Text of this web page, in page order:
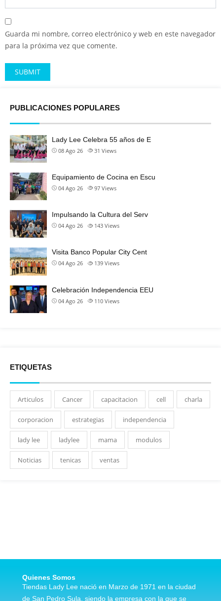
Guarda mi nombre, correo electrónico y web en este navegador
para la próxima vez que comente.
PUBLICACIONES POPULARES
Lady Lee Celebra 55 años de E
08 Ago 26 31 Views
Equipamiento de Cocina en Escu
04 Ago 26 97 Views
Impulsando la Cultura del Serv
04 Ago 26 143 Views
Visita Banco Popular City Cent
04 Ago 26 139 Views
Celebración Independencia EEU
04 Ago 26 110 Views
ETIQUETAS
Articulos Cancer capacitacion cell charla
corporacion estrategias independencia
lady lee ladylee mama modulos
Noticias tenicas ventas
Quienes Somos
Tiendas Lady Lee nació en Marzo de 1971 en la ciudad
de San Pedro Sula, siendo la empresa con la que se